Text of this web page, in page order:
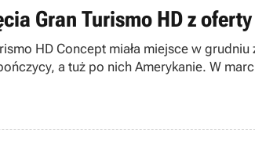
Gran Turismo HD z
HD Concept miała miejsce w
a tuż po nich Amerykanie. W